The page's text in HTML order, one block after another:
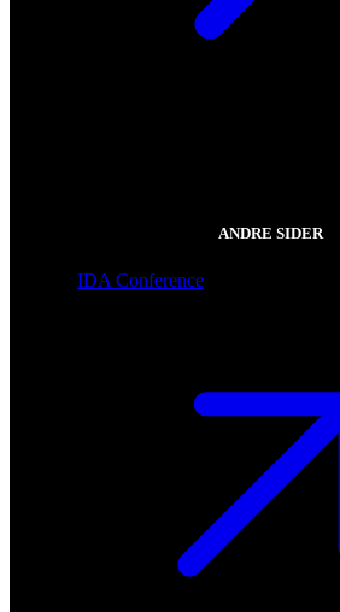
ANDRE SIDER
IDA Conference